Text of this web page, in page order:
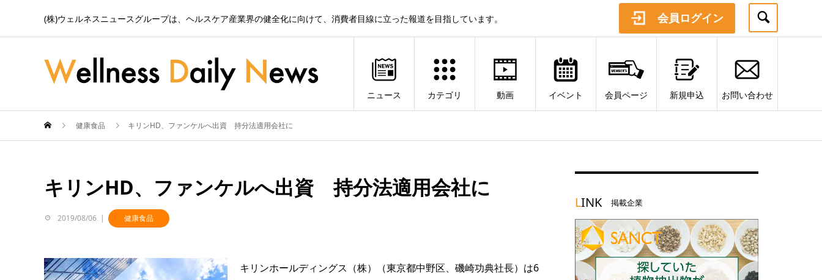
(株)ウェルネスニュースグループは、ヘルスケア産業界の健全化に向けて、消費者目線に立った報道を目指しています。 会員ログイン
ニュース カテゴリ 動画 イベント 会員ページ 新規申込 お問い合わせ
健康食品 キリンHD、ファンケルへ出資 持分法適用会社に
キリンHD、ファンケルへ出資 持分法適用会社に
2019/08/06 健康食品
キリンホールディングス（株）（東京都中野区、磯崎功典社長）は6
LINK 掲載企業